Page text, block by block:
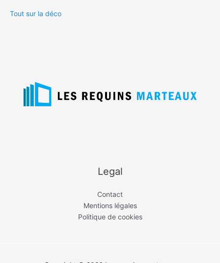
Tout sur la déco
Legal
Contact
Mentions légales
Politique de cookies